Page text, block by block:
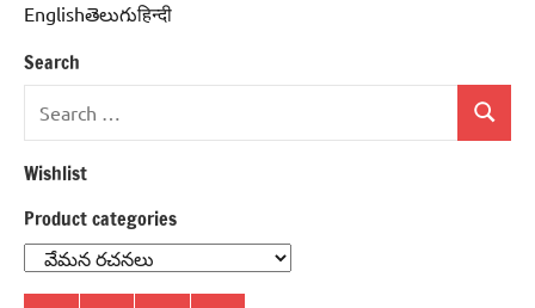
Englishతెలుగుहिन्दी
Search
Search
for:
Search
Wishlist
Product categories